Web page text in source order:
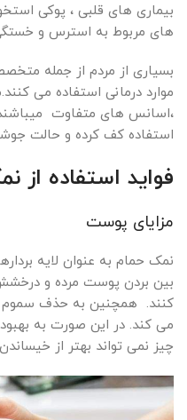
بیماری های قلبی ، پوکی
های مربوط به استرس و
بسیاری از مردم از جمله
موارد درمانی استفاده می
،اسانس های متفاوت
استفاده کف کرده و حالت
فواید استفاده از
مزایای پوست
نمک حمام به عنوان لایه
بین بردن پوست مرده و
کنند. همچنین به حذف
می کند. در این صورت به
چیز نمی تواند بهتر از